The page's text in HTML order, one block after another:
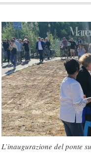
L’inaugurazione del ponte